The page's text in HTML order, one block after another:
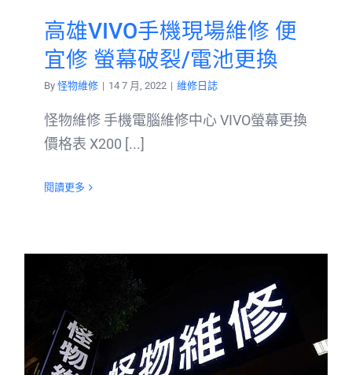
高雄VIVO手機現場維修 便
宜修 螢幕破裂/電池更換
By 怪物維修 | 14 7 月, 2022 | 維修日誌
怪物維修 手機電腦維修中心 VIVO螢幕更換
價格表 X200 [...]
閱讀更多